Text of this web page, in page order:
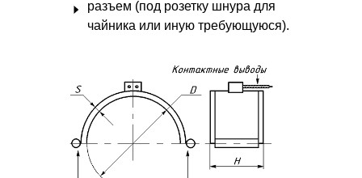
разъем (под розетку шнура для
чайника или иную требующуюся).